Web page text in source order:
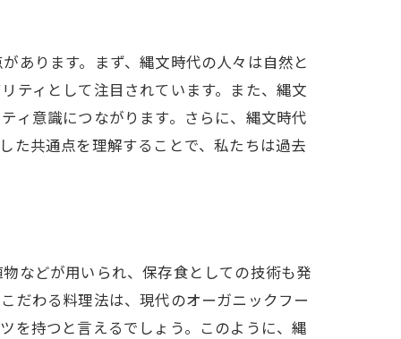
あります。まず、縄文時代の人々は自然と
ティとして注目されています。また、縄文
ィ意識につながります。さらに、縄文時代
た共通点を理解することで、私たちは過去
などが用いられ、保存食としての技術も発
だわる料理法は、現代のオーガニックフー
を持つと言えるでしょう。このように、縄